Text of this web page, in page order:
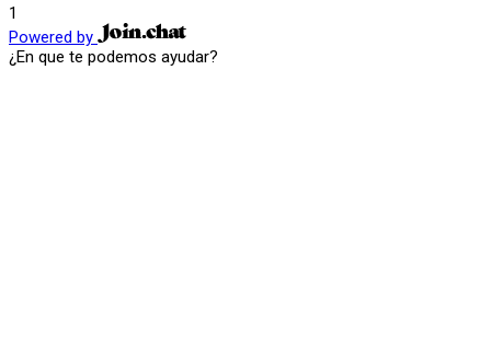
1
Powered by
¿En que te podemos ayudar?